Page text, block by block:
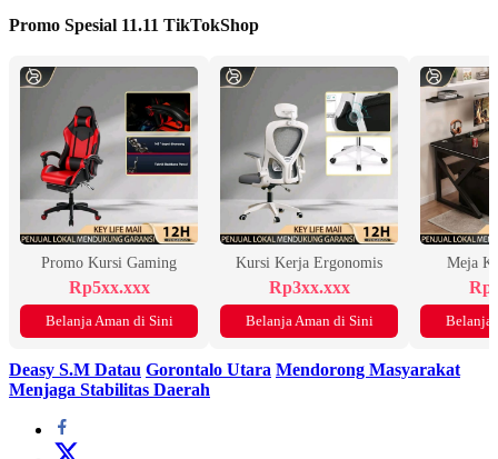
Promo Spesial 11.11 TikTokShop
Promo Kursi Gaming
Rp5xx.xxx
Belanja Aman di Sini
Kursi Kerja Ergonomis
Rp3xx.xxx
Belanja Aman di Sini
Meja
Belanja
Deasy S.M Datau Gorontalo Utara Mendorong Masyarakat
Menjaga Stabilitas Daerah